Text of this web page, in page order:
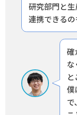
研究部門と
連携できるの
確
僕